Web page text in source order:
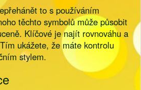
to s používáním
těchto symbolů může působit
Klíčové je najít rovnováhu a
ukážete, že máte kontrolu
stylem.